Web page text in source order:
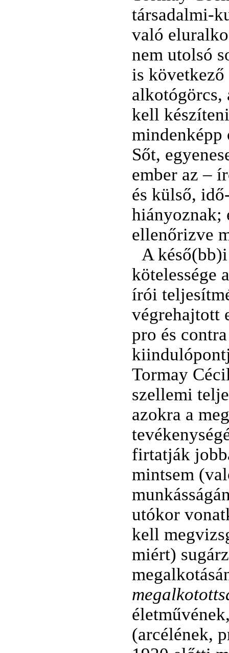
társadalmi-
való
nem utolsó
is következő
alkotógörcs,
kell
mindenképp
Sőt,
ember az –
és külső,
hiányoznak;
ellenőrizve
A
kötelessége
írói
végrehajtott
pro és
Tormay
szellemi
azokra a
firtatják
mintsem
utókor
kell
miért)
(arcélének,